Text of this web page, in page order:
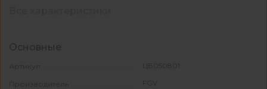
Основные
Артикул ЦБ050801
Производитель FGV